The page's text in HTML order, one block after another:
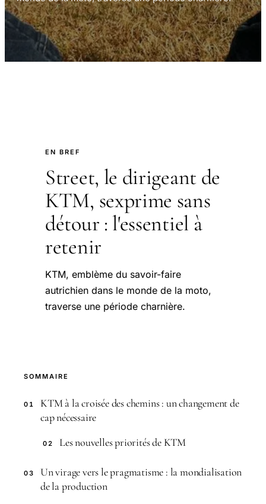
EN BREF
Street, le dirigeant de
KTM, sexprime sans
détour : l'essentiel à
retenir
KTM, emblème du savoir-faire
autrichien dans le monde de la moto,
traverse une période charnière.
SOMMAIRE
01
KTM à la croisée des chemins : un changement de
cap nécessaire
02 Les nouvelles priorités de KTM
03
Un virage vers le pragmatisme : la mondialisation
de la production